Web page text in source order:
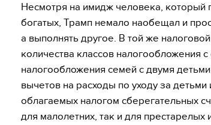
Несмотря на имидж человека, который
богатых, Трамп немало наобещал и
а выполнять другое. В той же
количества классов налогообложения
налогообложения семей с двумя
вычетов на расходы по уходу за
облагаемых налогом сберегательных
для малолетних, так и для престарелых